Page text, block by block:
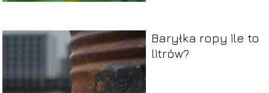
Baryłka ropy ile to
litrów?